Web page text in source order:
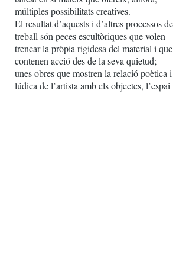
múltiples possibilitats creatives.
El resultat d’aquests i d’altres processos de
treball són peces escultòriques que volen
trencar la pròpia rigidesa del material i que
contenen acció des de la seva quietud;
unes obres que mostren la relació poètica i
lúdica de l’artista amb els objectes, l’espai